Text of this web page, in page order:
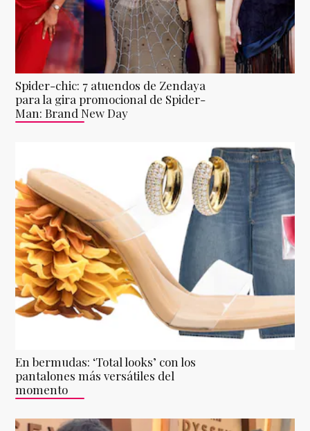
Spider-chic: 7 atuendos de Zendaya
para la gira promocional de Spider-
Man: Brand New Day
En bermudas: ‘Total looks’ con los
pantalones más versátiles del
momento